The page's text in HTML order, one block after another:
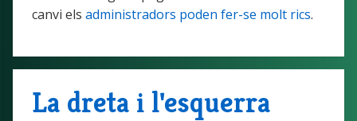
canvi els administradors poden fer-se molt rics.
La dreta i l'esquerra